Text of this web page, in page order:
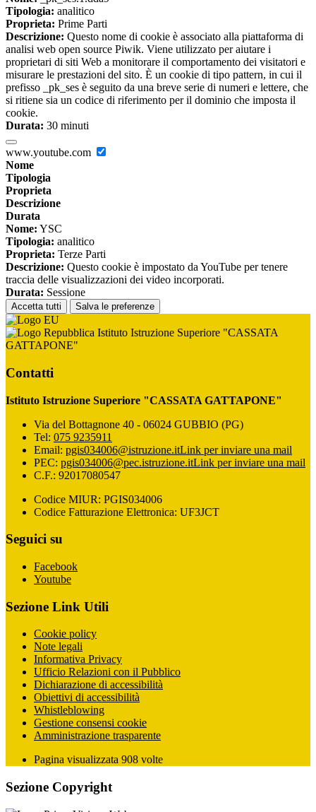
Tipologia: analitico
Proprieta: Prime Parti
Descrizione: Questo nome di cookie è associato alla piattaforma di
analisi web open source Piwik. Viene utilizzato per aiutare i
proprietari di siti Web a monitorare il comportamento dei visitatori e
misurare le prestazioni del sito. È un cookie di tipo pattern, in cui il
prefisso _pk_ses è seguito da una breve serie di numeri e lettere, che
si ritiene sia un codice di riferimento per il dominio che imposta il
cookie.
Durata: 30 minuti
www.youtube.com
Nome
Tipologia
Proprieta
Descrizione
Durata
Nome: YSC
Tipologia: analitico
Proprieta: Terze Parti
Descrizione: Questo cookie è impostato da YouTube per tenere
traccia delle visualizzazioni dei video incorporati.
Durata: Sessione
Accetta tutti Salva le preferenze
Istituto Istruzione Superiore "CASSATA
GATTAPONE"
Contatti
Istituto Istruzione Superiore "CASSATA GATTAPONE"
Via del Bottagnone 40 - 06024 GUBBIO (PG)
Tel: 075 9235911
Email: pgis034006@istruzione.itLink per inviare una mail
PEC: pgis034006@pec.istruzione.itLink per inviare una mail
C.F.: 92017080547
Codice MIUR: PGIS034006
Codice Fatturazione Elettronica: UF3JCT
Seguici su
Facebook
Youtube
Sezione Link Utili
Cookie policy
Note legali
Informativa Privacy
Ufficio Relazioni con il Pubblico
Dichiarazione di accessibilità
Obiettivi di accessibilità
Whistleblowing
Gestione consensi cookie
Amministrazione trasparente
Pagina visualizzata 908 volte
Sezione Copyright